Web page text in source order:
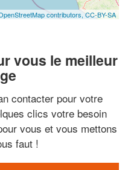
contributors,CC-BY-SA
vous le meilleur
contacter pour votre
clics votre besoin
vous et vous mettons
faut !